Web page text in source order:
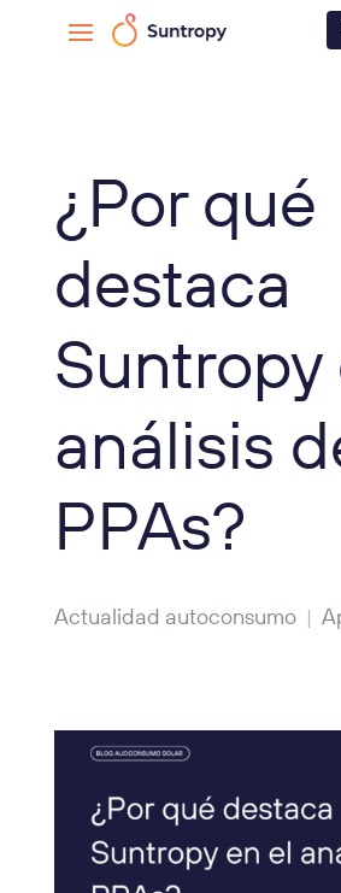
¿Por qué
destaca
Suntropy
análisis
PPAs?
Actualidad autoconsumo|